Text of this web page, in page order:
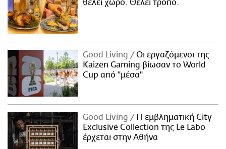
θέλει χώρο. Θέλει τρόπο.
Good Living
Οι εργαζόμενοι της
Kaizen Gaming βίωσαν το World
Cup από "μέσα"
Good Living
Η εμβληματική City
Exclusive Collection της Le Labo
έρχεται στην Αθήνα